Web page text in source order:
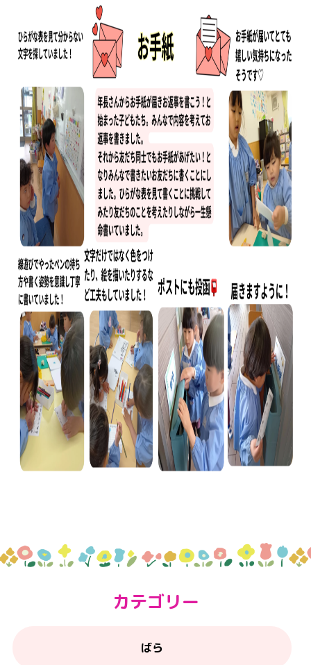
カテゴリー
ばら